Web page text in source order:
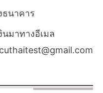
นาคาร
นมาทางอีเมล